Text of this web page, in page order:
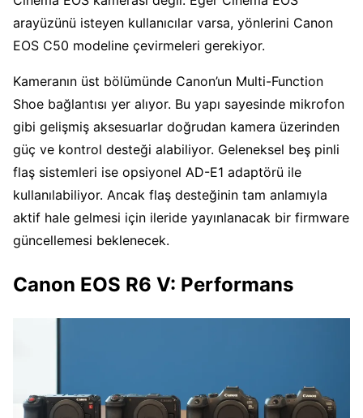
arayüzünü isteyen kullanıcılar varsa, yönlerini Canon
EOS C50 modeline çevirmeleri gerekiyor.
Kameranın üst bölümünde Canon’un Multi-Function
Shoe bağlantısı yer alıyor. Bu yapı sayesinde mikrofon
gibi gelişmiş aksesuarlar doğrudan kamera üzerinden
güç ve kontrol desteği alabiliyor. Geleneksel beş pinli
flaş sistemleri ise opsiyonel AD-E1 adaptörü ile
kullanılabiliyor. Ancak flaş desteğinin tam anlamıyla
aktif hale gelmesi için ileride yayınlanacak bir firmware
güncellemesi beklenecek.
Canon EOS R6 V: Performans